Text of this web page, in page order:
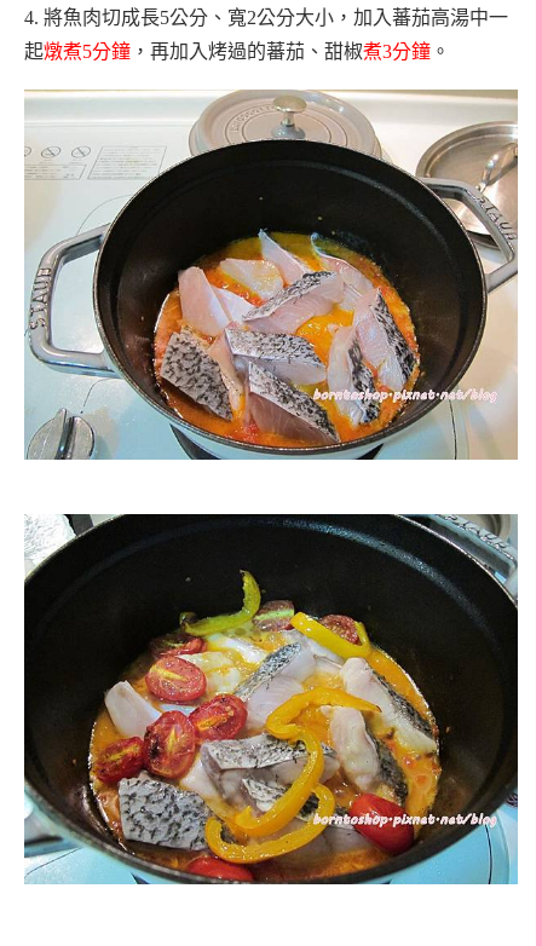
4. 將魚肉切成長5公分、寬2公分大小，加入蕃茄高湯中一
起燉煮5分鐘 ，再加入烤過的蕃茄、甜椒煮3分鐘 。